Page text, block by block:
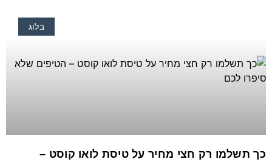
בלוג
כך תשלמו רק חצי מחיר על טיסת לואו קוסט –